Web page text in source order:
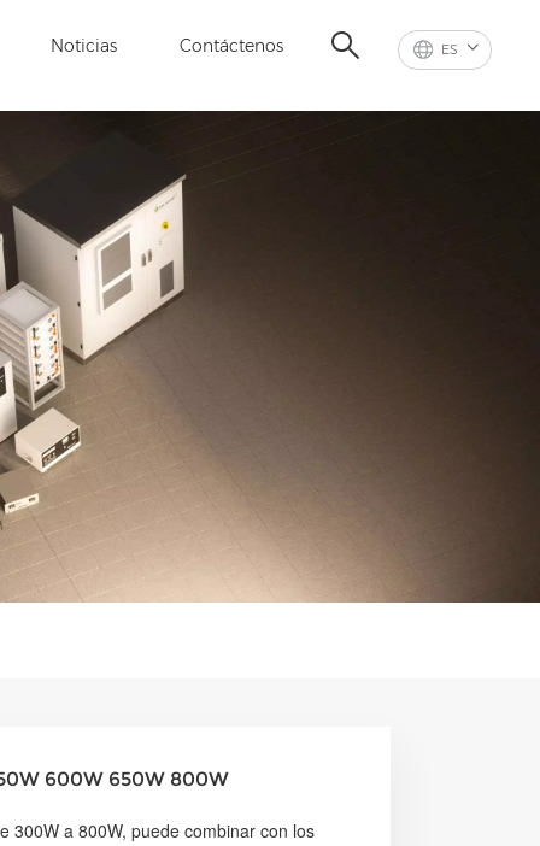
ES
Noticias Contáctenos
600W 650W 800W
300W a 800W, puede combinar con los